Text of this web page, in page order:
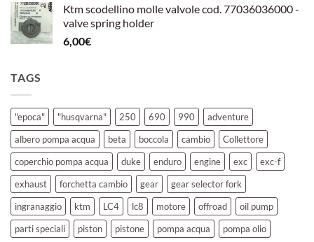
Ktm scodellino molle valvole cod. 77036036000 -
valve spring holder
6,00€
TAGS
"epoca" "husqvarna" 250 690 990
adventure
albero pompa acqua
beta boccola cambio
Collettore
coperchio pompa acqua
duke enduro engine exc
exc-f
exhaust
forchetta cambio gear
gear selector fork
ingranaggio
ktm LC4 lc8 motore offroad
oil pump
parti speciali
piston pistone pompa acqua
pompa olio